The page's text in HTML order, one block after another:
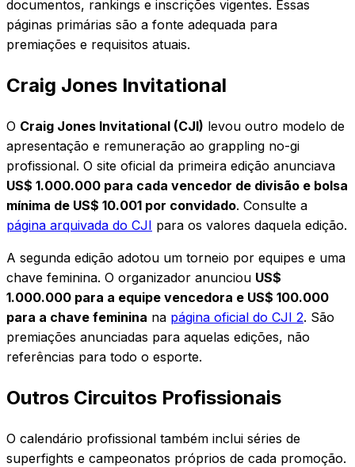
documentos, rankings e inscrições vigentes. Essas
páginas primárias são a fonte adequada para
premiações e requisitos atuais.
Craig Jones Invitational
O Craig Jones Invitational (CJI) levou outro modelo de
apresentação e remuneração ao grappling no-gi
profissional. O site oficial da primeira edição anunciava
US$ 1.000.000 para cada vencedor de divisão e bolsa
mínima de US$ 10.001 por convidado. Consulte a
página arquivada do CJI para os valores daquela edição.
A segunda edição adotou um torneio por equipes e uma
chave feminina. O organizador anunciou US$
1.000.000 para a equipe vencedora e US$ 100.000
para a chave feminina na página oficial do CJI 2. São
premiações anunciadas para aquelas edições, não
referências para todo o esporte.
Outros Circuitos Profissionais
O calendário profissional também inclui séries de
superfights e campeonatos próprios de cada promoção.